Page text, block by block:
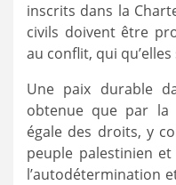
inscrits dans la
civils doivent être
au conflit, qui
Une paix durable
obtenue que par la
égale des droits, y
peuple palestinien
l’autodétermination